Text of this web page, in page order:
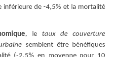
inférieure de -4,5% et la mortalité
, le taux de couverture
semblent être bénéfiques